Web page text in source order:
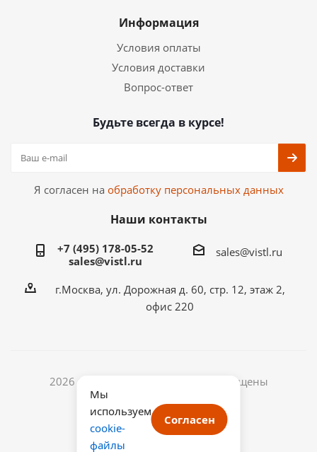
Информация
Условия оплаты
Условия доставки
Вопрос-ответ
Будьте всегда в курсе!
Я согласен на обработку персональных данных
Наши контакты
+7 (495) 178-05-52
sales@vistl.ru
sales@vistl.ru
г.Москва, ул. Дорожная д. 60, стр. 12, этаж 2,
офис 220
2026 © ООО ВИСТЛ. Все права защищены
ОГРН: 1187746067541
Мы
используем
cookie-
файлы
Согласен